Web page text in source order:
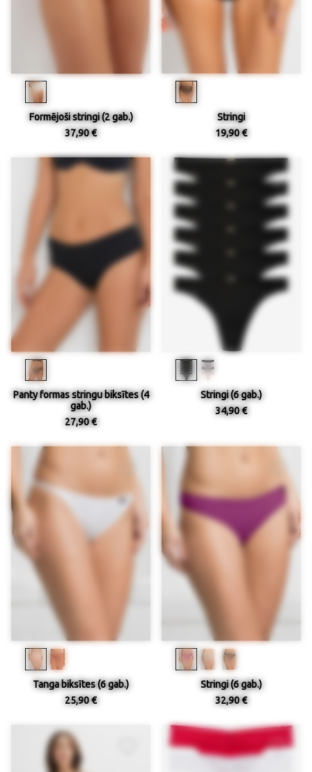
Formējoši stringi (2 gab.)
37,90 €
Stringi
19,90 €
Panty formas stringu biksītes (4
gab.)
27,90 €
Stringi (6 gab.)
34,90 €
Tanga biksītes (6 gab.)
25,90 €
Stringi (6 gab.)
32,90 €